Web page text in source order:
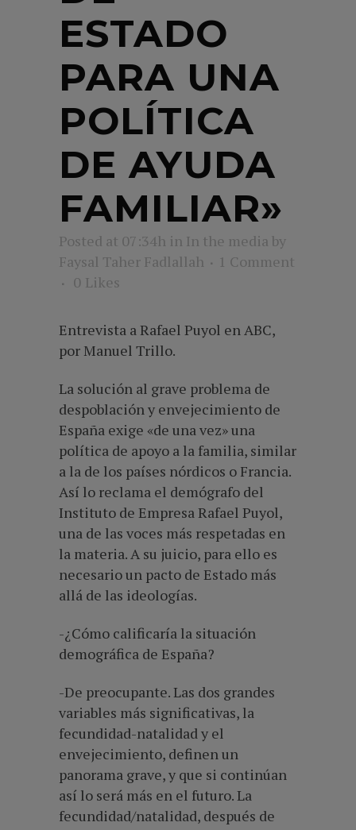
ESTADO
PARA UNA
POLÍTICA
DE AYUDA
FAMILIAR»
Posted at 07:34h in In the media by
Faysal Taher Fadlallah
1 Comment
0 Likes
Entrevista a Rafael Puyol en ABC,
por Manuel Trillo.
La solución al grave problema de
despoblación y envejecimiento de
España exige «de una vez» una
política de apoyo a la familia, similar
a la de los países nórdicos o Francia.
Así lo reclama el demógrafo del
Instituto de Empresa Rafael Puyol,
una de las voces más respetadas en
la materia. A su juicio, para ello es
necesario un pacto de Estado más
allá de las ideologías.
-¿Cómo calificaría la situación
demográfica de España?
-De preocupante. Las dos grandes
variables más significativas, la
fecundidad-natalidad y el
envejecimiento, definen un
panorama grave, y que si continúan
así lo será más en el futuro. La
fecundidad/natalidad, después de